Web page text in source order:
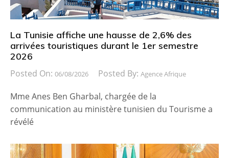
La Tunisie affiche une hausse de 2,6% des
arrivées touristiques durant le 1er semestre
2026
Posted On: 06/08/2026 Posted By: Agence Afrique
Mme Anes Ben Gharbal, chargée de la
communication au ministère tunisien du Tourisme a
révélé